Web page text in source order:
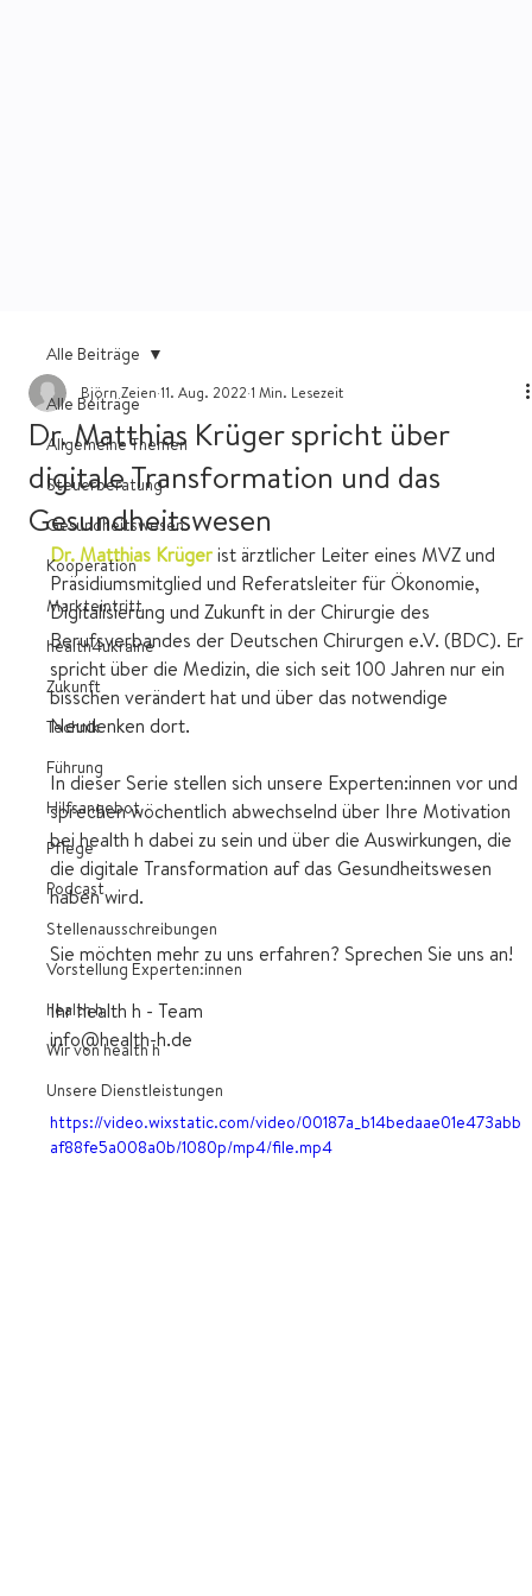
Alle Beiträge
Allgemeine Themen
Steuerberatung
Gesundheitswesen
Kooperation
Markteintritt
health4ukraine
Zukunft
Technik
Führung
Hilfsangebot
Pflege
Podcast
Stellenausschreibungen
Vorstellung Experten:innen
health h
Wir von health h
Unsere Dienstleistungen
Alle Beiträge
Dr. Matthias Krüger spricht über
digitale Transformation und das
Gesundheitswesen
Björn Zeien 11. Aug. 2022 1 Min. Lesezeit
Dr. Matthias Krüger ist ärztlicher Leiter eines MVZ und
Präsidiumsmitglied und Referatsleiter für Ökonomie,
Digitalisierung und Zukunft in der Chirurgie des
Berufsverbandes der Deutschen Chirurgen e.V. (BDC). Er
spricht über die Medizin, die sich seit 100 Jahren nur ein
bisschen verändert hat und über das notwendige
Neudenken dort.
In dieser Serie stellen sich unsere Experten:innen vor und
sprechen wöchentlich abwechselnd über Ihre Motivation
bei health h dabei zu sein und über die Auswirkungen, die
die digitale Transformation auf das Gesundheitswesen
haben wird.
Sie möchten mehr zu uns erfahren? Sprechen Sie uns an!
Ihr health h - Team
info@health-h.de
https://video.wixstatic.com/video/00187a_b14bedaae01e473abb
af88fe5a008a0b/1080p/mp4/file.mp4